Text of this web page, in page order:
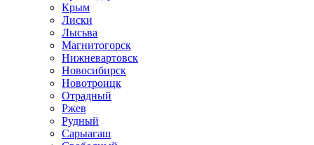
Крым
Лиски
Лысьва
Магнитогорск
Нижневартовск
Новосибирск
Новотроицк
Отрадный
Ржев
Рудный
Сарыагаш